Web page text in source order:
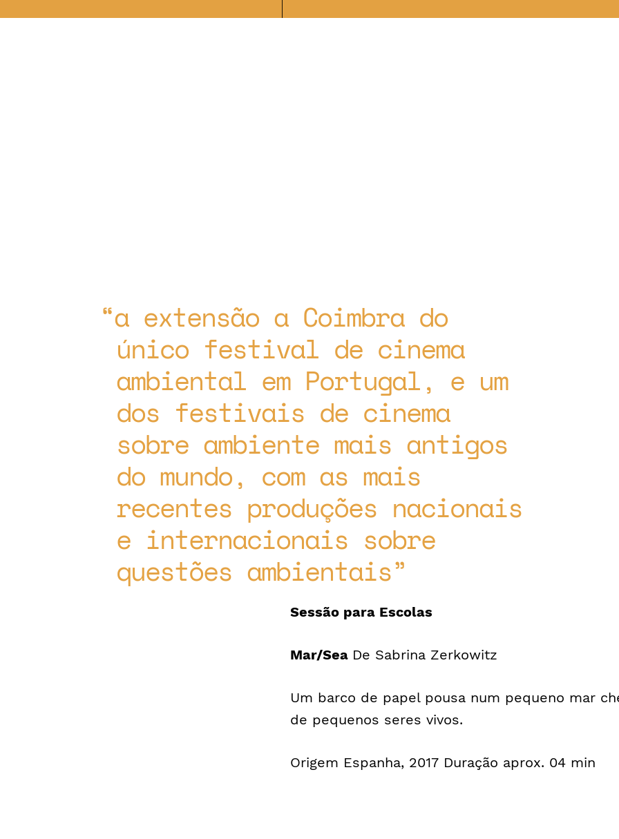
a extensão a Coimbra do
único festival de cinema
ambiental em Portugal, e um
dos festivais de cinema
sobre ambiente mais antigos
do mundo, com as mais
recentes produções nacionais
e internacionais sobre
questões ambientais
Sessão para Escolas
Mar/Sea De Sabrina Zerkowitz
Um barco de papel pousa num pequeno mar
de pequenos seres vivos.
Origem Espanha, 2017 Duração aprox. 04 min